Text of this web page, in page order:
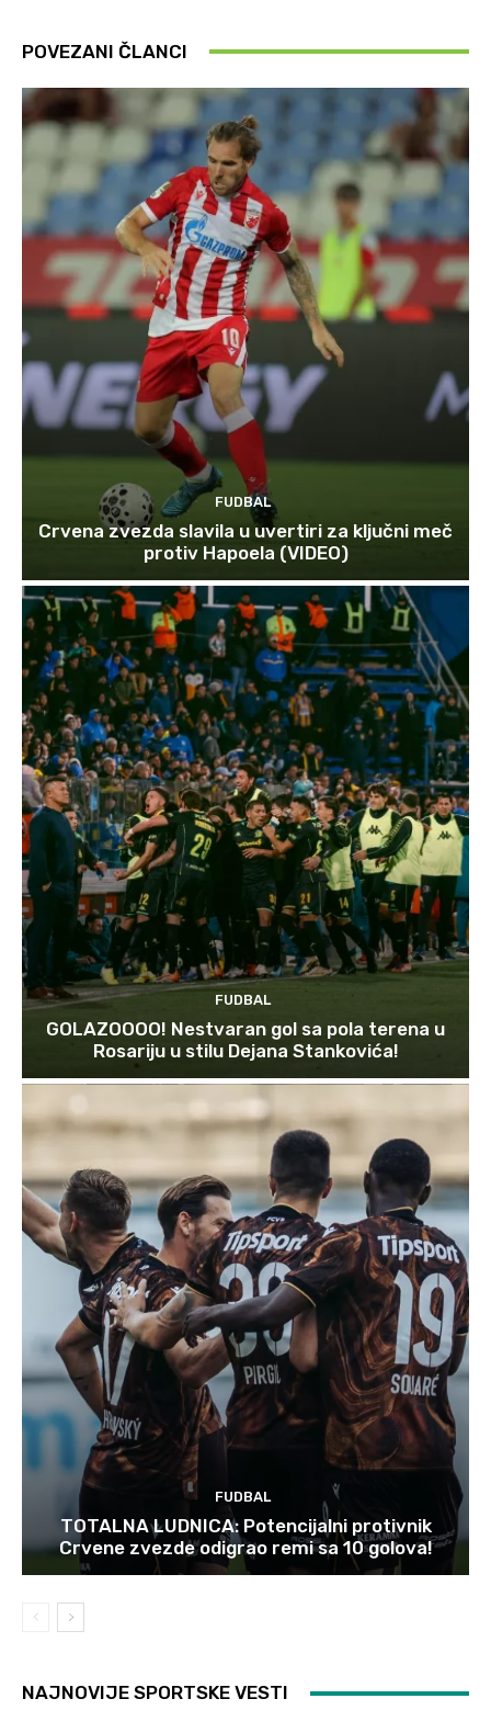
POVEZANI ČLANCI
FUDBAL
Crvena zvezda slavila u uvertiri za ključni meč
protiv Hapoela (VIDEO)
FUDBAL
GOLAZOOOO! Nestvaran gol sa pola terena u
Rosariju u stilu Dejana Stankovića!
FUDBAL
TOTALNA LUDNICA: Potencijalni protivnik
Crvene zvezde odigrao remi sa 10 golova!
NAJNOVIJE SPORTSKE VESTI